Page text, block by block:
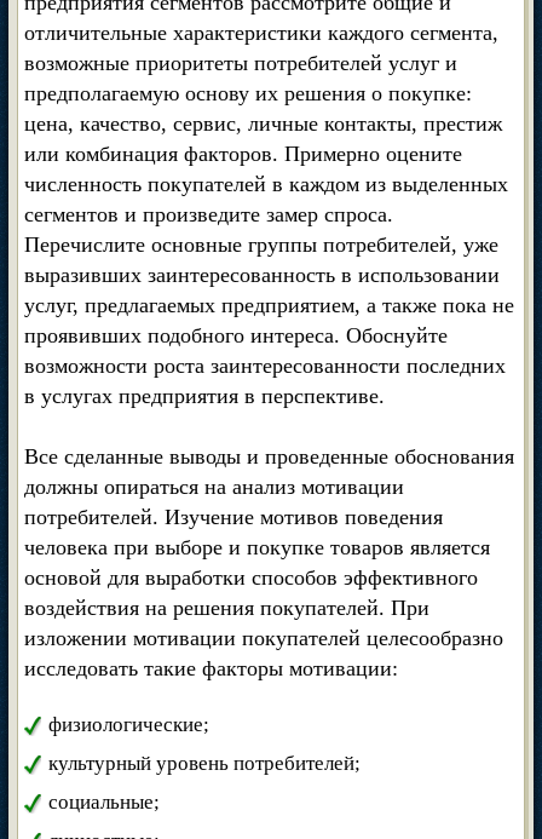
отличительные характеристики каждого сегмента,
возможные приоритеты потребителей услуг и
предполагаемую основу их решения о покупке:
цена, качество, сервис, личные контакты, престиж
или комбинация факторов. Примерно оцените
численность покупателей в каждом из выделенных
сегментов и произведите замер спроса.
Перечислите основные группы потребителей, уже
выразивших заинтересованность в использовании
услуг, предлагаемых предприятием, а также пока не
проявивших подобного интереса. Обоснуйте
возможности роста заинтересованности последних
в услугах предприятия в перспективе.
Все сделанные выводы и проведенные обоснования
должны опираться на анализ мотивации
потребителей. Изучение мотивов поведения
человека при выборе и покупке товаров является
основой для выработки способов эффективного
воздействия на решения покупателей. При
изложении мотивации покупателей целесообразно
исследовать такие факторы мотивации:
физиологические;
культурный уровень потребителей;
социальные;